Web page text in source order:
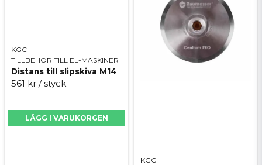
KGC
TILLBEHÖR TILL EL-MASKINER
Distans till slipskiva M14
561 kr / styck
LÄGG I VARUKORGEN
KGC